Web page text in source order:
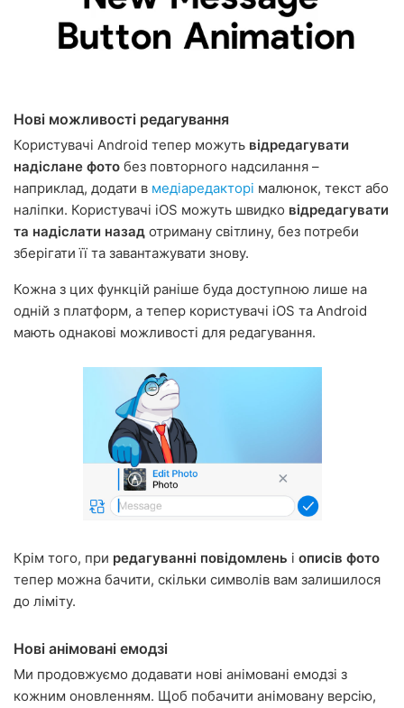
Нові можливості редагування
Користувачі Android тепер можуть відредагувати
надіслане фото без повторного надсилання –
наприклад, додати в медіаредакторі малюнок, текст або
наліпки. Користувачі iOS можуть швидко відредагувати
та надіслати назад отриману світлину, без потреби
зберігати її та завантажувати знову.
Кожна з цих функцій раніше буда доступною лише на
одній з платформ, а тепер користувачі iOS та Android
мають однакові можливості для редагування.
Крім того, при редагуванні повідомлень і описів фото
тепер можна бачити, скільки символів вам залишилося
до ліміту.
Нові анімовані емодзі
Ми продовжуємо додавати нові анімовані емодзі з
кожним оновленням. Щоб побачити анімовану версію,